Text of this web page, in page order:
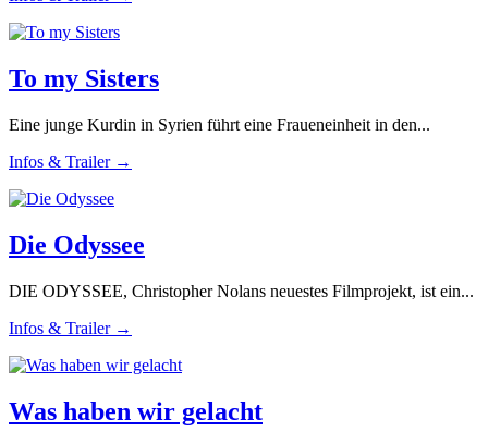
To my Sisters
Eine junge Kurdin in Syrien führt eine Fraueneinheit in den...
Infos & Trailer →
Die Odyssee
DIE ODYSSEE, Christopher Nolans neuestes Filmprojekt, ist ein...
Infos & Trailer →
Was haben wir gelacht